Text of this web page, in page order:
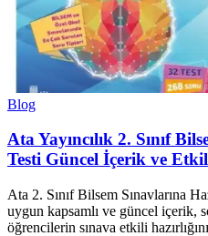
Blog
Ata Yayıncılık 2. Sınıf
Testi Güncel İçerik ve
Ata 2. Sınıf Bilsem Sınavlarına
uygun kapsamlı ve güncel içerik,
öğrencilerin sınava etkili